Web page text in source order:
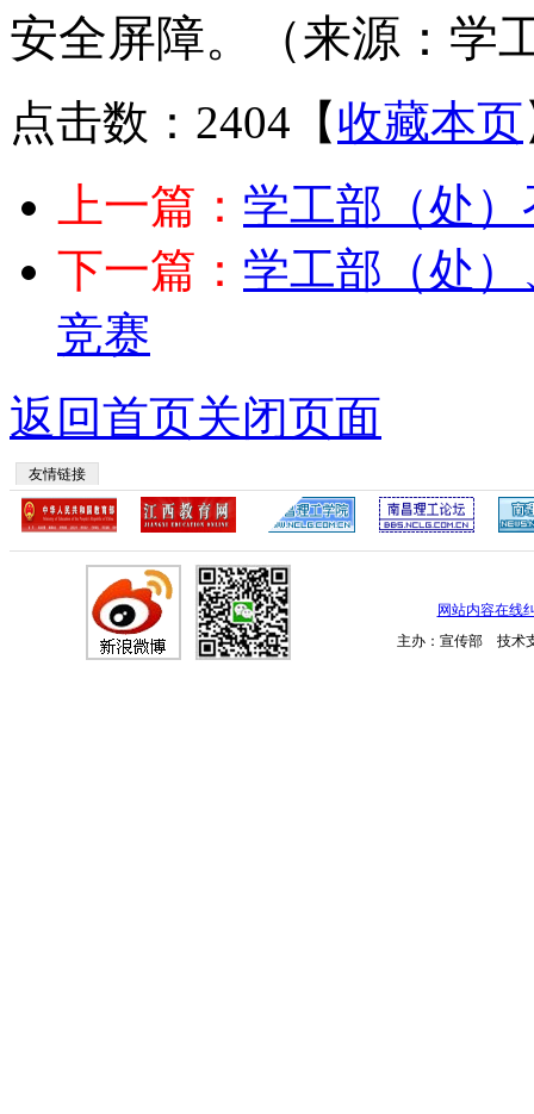
安全屏障。（来源：学
点击数：2404 【收藏本页
上一篇： 学工部（处
下一篇： 学工部（处
竞赛
返回首页关闭页面
友情链接
网站内容在线
主办：宣传部 技术